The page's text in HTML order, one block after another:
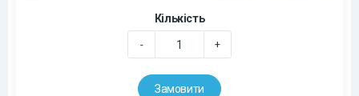
Кількість
- +
Замовити